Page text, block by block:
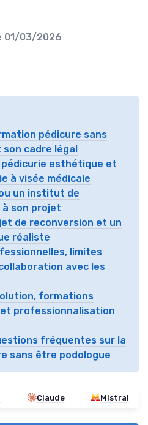
01/03/2026
pédicure sans
cadre légal
esthétique et
à visée médicale
un institut de
son projet
de reconversion et un
réaliste
limites
avec les
formations
professionnalisation
fréquentes sur la
sans être podologue
Claude Mistral